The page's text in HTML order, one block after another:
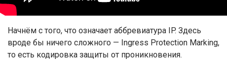
Начнём с того, что означает аббревиатура IP. Здесь
вроде бы ничего сложного — Ingress Protection Marking,
то есть кодировка защиты от проникновения.